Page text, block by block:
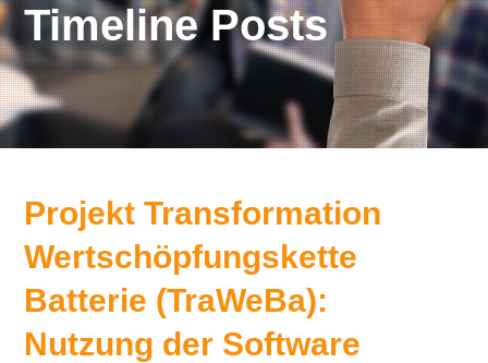
Timeline Posts
Projekt Transformation
Wertschöpfungskette
Batterie (TraWeBa):
Nutzung der Software